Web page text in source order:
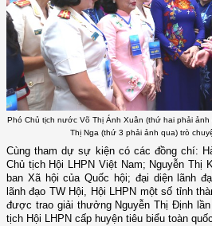
Phó Chủ tịch nước Võ Thị Ánh Xuân (thứ hai phải ảnh
Thị Nga (thứ 3 phải ảnh qua) trò
Cùng tham dự sự kiện có các đồng chí:
Chủ tịch Hội LHPN Việt Nam; Nguyễn Thị
ban Xã hội của Quốc hội; đại diện lãnh
lãnh đạo TW Hội, Hội LHPN một số tỉnh
được trao giải thưởng Nguyễn Thị Định
tịch Hội LHPN cấp huyện tiêu biểu toàn